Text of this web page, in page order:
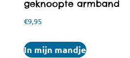
geknoopte armband
€9,95
In mijn mandje